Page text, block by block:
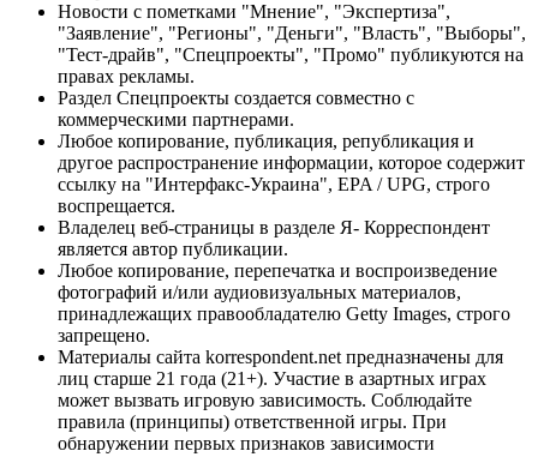
Новости с пометками "Мнение", "Экспертиза",
"Заявление", "Регионы", "Деньги", "Власть", "Выборы",
"Тест-драйв", "Спецпроекты", "Промо" публикуются на
правах рекламы.
Раздел Спецпроекты создается совместно с
коммерческими партнерами.
Любое копирование, публикация, републикация и
другое распространение информации, которое содержит
ссылку на "Интерфакс-Украина", EPA / UPG, строго
воспрещается.
Владелец веб-страницы в разделе Я- Корреспондент
является автор публикации.
Любое копирование, перепечатка и воспроизведение
фотографий и/или аудиовизуальных материалов,
принадлежащих правообладателю Getty Images, строго
запрещено.
Материалы сайта korrespondent.net предназначены для
лиц старше 21 года (21+). Участие в азартных играх
может вызвать игровую зависимость. Соблюдайте
правила (принципы) ответственной игры. При
обнаружении первых признаков зависимости